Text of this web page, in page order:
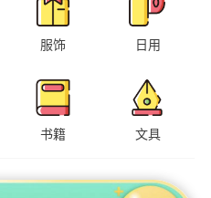
服饰 日用
书籍 文具